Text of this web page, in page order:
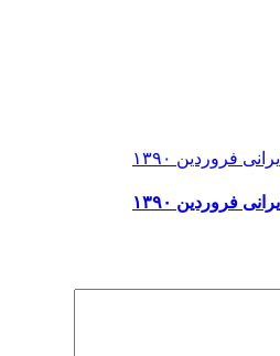
فروردین ۱۳۹۰
فروردین ۱۳۹۰